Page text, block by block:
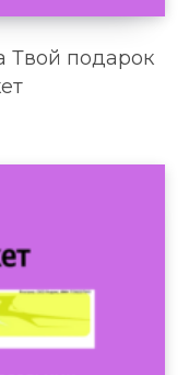
Твой подарок